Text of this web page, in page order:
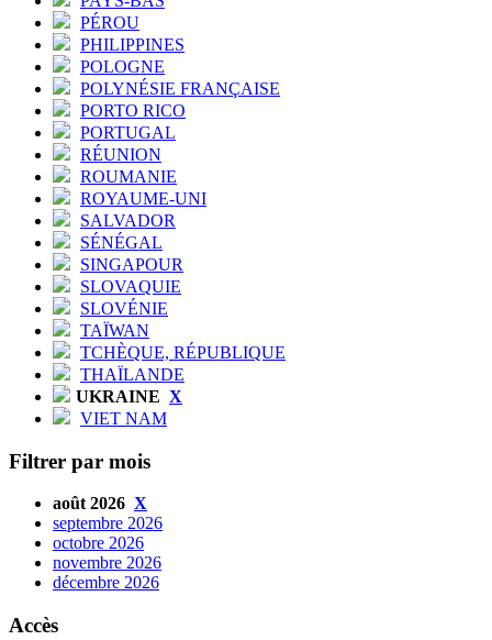
PÉROU
PHILIPPINES
POLOGNE
POLYNÉSIE FRANÇAISE
PORTO RICO
PORTUGAL
RÉUNION
ROUMANIE
ROYAUME-UNI
SALVADOR
SÉNÉGAL
SINGAPOUR
SLOVAQUIE
SLOVÉNIE
TAÏWAN
TCHÈQUE, RÉPUBLIQUE
THAÏLANDE
UKRAINE X
VIET NAM
Filtrer par mois
août 2026 X
septembre 2026
octobre 2026
novembre 2026
décembre 2026
Accès